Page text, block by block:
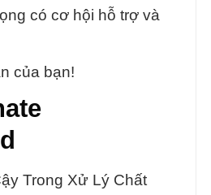
có cơ hội hỗ trợ và
của bạn!
Trong Xử Lý Chất